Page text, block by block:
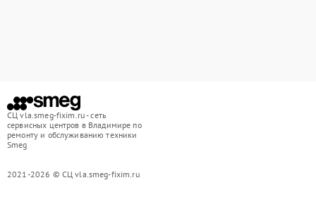
СЦ vla.smeg-fixim.ru - сеть
сервисных центров в Владимире по
ремонту и обслуживанию техники
Smeg
2021-2026 © СЦ vla.smeg-fixim.ru